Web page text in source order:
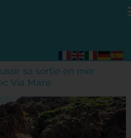
sa sortie en mer
Via Mare